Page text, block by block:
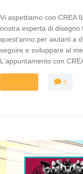
Vi aspettiamo con CREA
nostra esperta di
quest'anno per aiutarti a
seguire e sviluppare al
L'appuntamento con
0